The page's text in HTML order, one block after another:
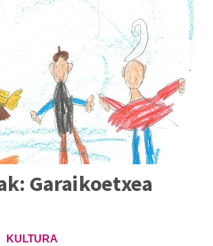
Garaikoetxea
KULTURA